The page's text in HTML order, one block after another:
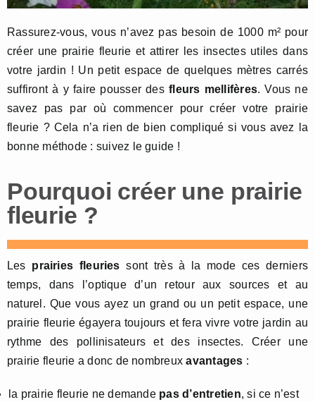
Rassurez-vous, vous n’avez pas besoin de 1000 m² pour
créer une prairie fleurie et attirer les insectes utiles dans
votre jardin ! Un petit espace de quelques mètres carrés
suffiront à y faire pousser desfleurs mellifères. Vous ne
savez pas par où commencer pour créer votre prairie
fleurie ? Cela n’a rien de bien compliqué si vous avez la
bonne méthode : suivez le guide !
Pourquoi créer une prairie
fleurie ?
Les prairies fleuries sont très à la mode ces derniers
temps, dans l’optique d’un retour aux sources et au
naturel. Que vous ayez un grand ou un petit espace, une
prairie fleurie égayera toujours et fera vivre votre jardin au
rythme des pollinisateurs et des insectes. Créer une
prairie fleurie a donc de nombreuxavantages :
la prairie fleurie ne demande pas d’entretien, si ce n’est